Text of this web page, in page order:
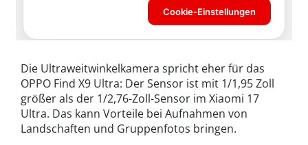
Die Ultraweitwinkelkamera spricht eher für das
OPPO Find X9 Ultra: Der Sensor ist mit 1/1,95 Zoll
größer als der 1/2,76-Zoll-Sensor im Xiaomi 17
Ultra. Das kann Vorteile bei Aufnahmen von
Landschaften und Gruppenfotos bringen.